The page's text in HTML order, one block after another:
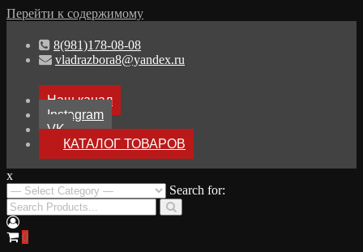
Перейти к содержимому
8(981)178-08-08
vladrazbora8@yandex.ru
Наш канал
Instagram
VK
КАТАЛОГ ТОВАРОВ
Разбор Ауди А8
Разборка Audi A8 D3
x
Search for:
0